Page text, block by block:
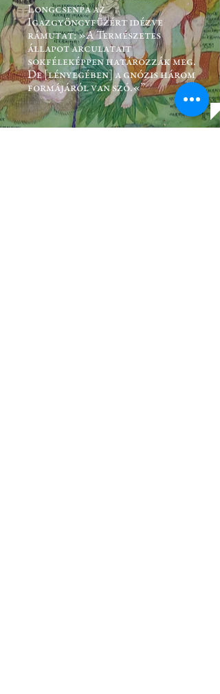
Longcsenpa az
Igazgyöngyfüzért idézve
rámutat: »A Természetes
állapot arculatait
sokféleképpen határozzák meg.
De [lényegében] a gnózis három
formájáról van szó.«”